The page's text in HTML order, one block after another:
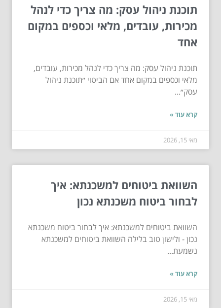
תוכנת ניהול עסק: מה צריך כדי לנהל
מכירות, עובדים, מלאי וכספים במקום
אחד
תוכנת ניהול עסק: מה צריך כדי לנהל מכירות, עובדים,
מלאי וכספים במקום אחד אם הביטוי ״תוכנת ניהול
עסק״...
קרא עוד »
מאי 15, 2026
השוואת ביטוחים למשכנתא: איך
לבחור ביטוח משכנתא נכון
השוואת ביטוחים למשכנתא: איך לבחור ביטוח משכנתא
נכון - ולישון טוב בלילה השוואת ביטוחים למשכנתא
נשמעת...
קרא עוד »
מאי 15, 2026